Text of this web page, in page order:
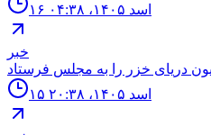
۱۶ اسد ۱۴۰۵، ۰۴:۳۸
خبر
۱۵ اسد ۱۴۰۵، ۲۰:۳۸